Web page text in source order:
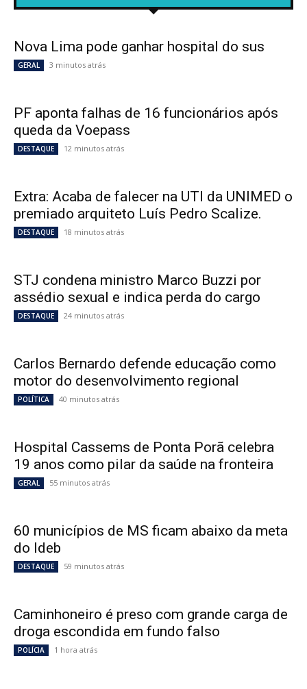
Nova Lima pode ganhar hospital do sus
GERAL 3 minutos atrás
PF aponta falhas de 16 funcionários após
queda da Voepass
DESTAQUE 12 minutos atrás
Extra: Acaba de falecer na UTI da UNIMED o
premiado arquiteto Luís Pedro Scalize.
DESTAQUE 18 minutos atrás
STJ condena ministro Marco Buzzi por
assédio sexual e indica perda do cargo
DESTAQUE 24 minutos atrás
Carlos Bernardo defende educação como
motor do desenvolvimento regional
POLÍTICA 40 minutos atrás
Hospital Cassems de Ponta Porã celebra
19 anos como pilar da saúde na fronteira
GERAL 55 minutos atrás
60 municípios de MS ficam abaixo da meta
do Ideb
DESTAQUE 59 minutos atrás
Caminhoneiro é preso com grande carga de
droga escondida em fundo falso
POLÍCIA 1 hora atrás